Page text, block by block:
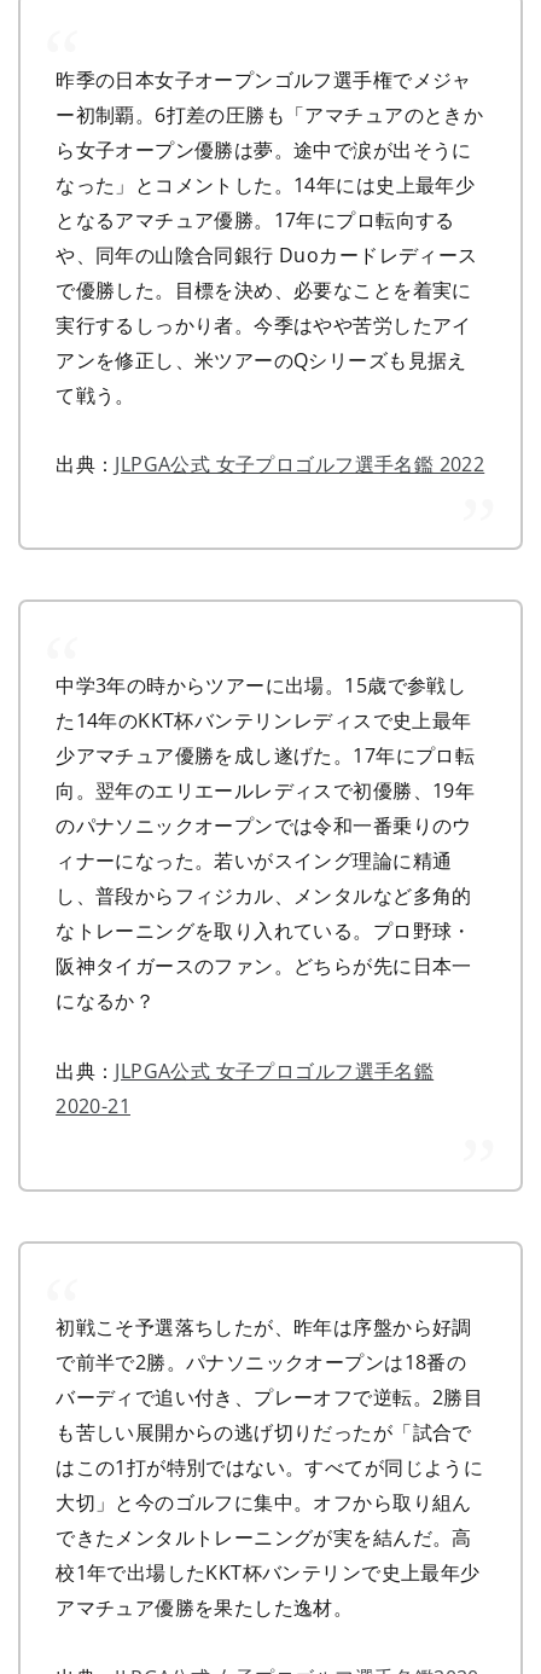
昨季の日本女子オープンゴルフ選手権でメジャ
ー初制覇。6打差の圧勝も「アマチュアのときか
ら女子オープン優勝は夢。途中で涙が出そうに
なった」とコメントした。14年には史上最年少
となるアマチュア優勝。17年にプロ転向する
や、同年の山陰合同銀行 Duoカードレディース
で優勝した。目標を決め、必要なことを着実に
実行するしっかり者。今季はやや苦労したアイ
アンを修正し、米ツアーのQシリーズも見据え
て戦う。
出典： JLPGA公式 女子プロゴルフ選手名鑑 2022
中学3年の時からツアーに出場。15歳で参戦し
た14年のKKT杯バンテリンレディスで史上最年
少アマチュア優勝を成し遂げた。17年にプロ転
向。翌年のエリエールレディスで初優勝、19年
のパナソニックオープンでは令和一番乗りのウ
ィナーになった。若いがスイング理論に精通
し、普段からフィジカル、メンタルなど多角的
なトレーニングを取り入れている。プロ野球・
阪神タイガースのファン。どちらが先に日本一
になるか？
出典： JLPGA公式 女子プロゴルフ選手名鑑
2020-21
初戦こそ予選落ちしたが、昨年は序盤から好調
で前半で2勝。パナソニックオープンは18番の
バーディで追い付き、プレーオフで逆転。2勝目
も苦しい展開からの逃げ切りだったが「試合で
はこの1打が特別ではない。すべてが同じように
大切」と今のゴルフに集中。オフから取り組ん
できたメンタルトレーニングが実を結んだ。高
校1年で出場したKKT杯バンテリンで史上最年少
アマチュア優勝を果たした逸材。